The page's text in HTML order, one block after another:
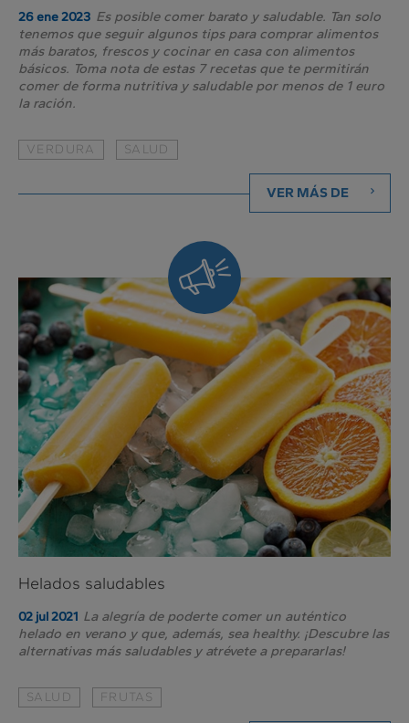
26 ene 2023 Es posible comer barato y saludable. Tan solo
tenemos que seguir algunos tips para comprar alimentos
más baratos, frescos y cocinar en casa con alimentos
básicos. Toma nota de estas 7 recetas que te permitirán
comer de forma nutritiva y saludable por menos de 1 euro
la ración.
VERDURA SALUD
VER MÁS DE
Siempre
al
día
Helados saludables
02 jul 2021 La alegría de poderte comer un auténtico
helado en verano y que, además, sea healthy. ¡Descubre las
alternativas más saludables y atrévete a prepararlas!
SALUD FRUTAS